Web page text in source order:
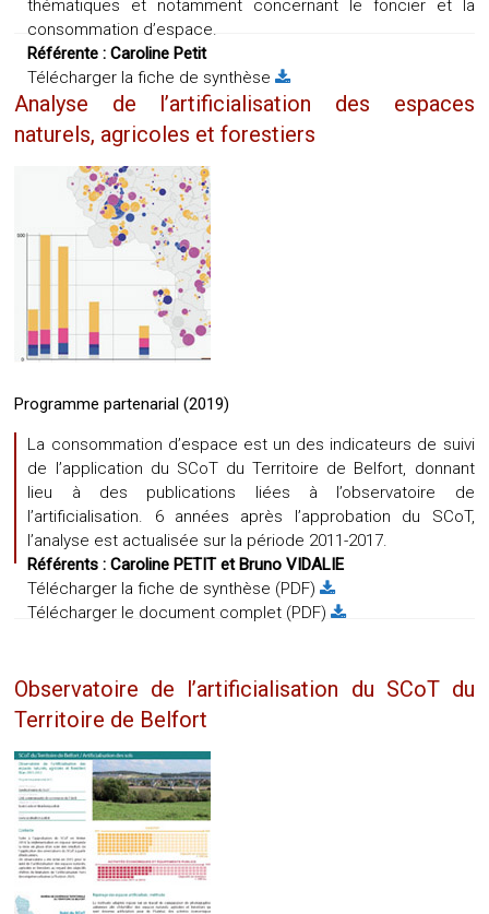
thématiques et notamment concernant le foncier et la
consommation d’espace.
Référente :Caroline Petit
Télécharger la fiche de synthèse
Analyse de l’artificialisation des espaces
naturels, agricoles et forestiers
Programme partenarial (2019)
La consommation d’espace est un des indicateurs de suivi
de l’application du SCoT du Territoire de Belfort, donnant
lieu à des publications liées à l’observatoire de
l’artificialisation. 6 années après l’approbation du SCoT,
l’analyse est actualisée sur la période 2011-2017.
Référents :Caroline PETITetBruno VIDALIE
Télécharger la fiche de synthèse (PDF)
Télécharger le document complet (PDF)
Observatoire de l’artificialisation du SCoT du
Territoire de Belfort